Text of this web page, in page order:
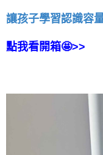
讓孩子學習認識容
點我看開箱🤩>>